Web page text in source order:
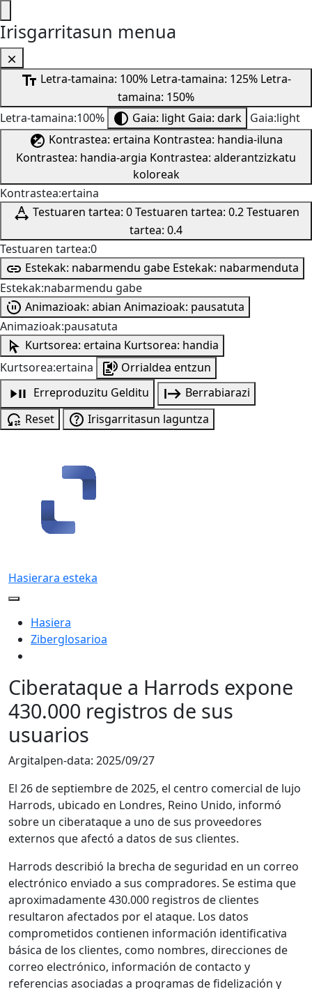
Irisgarritasun menua
Letra-tamaina: 100% Letra-tamaina: 125% Letra-
tamaina: 150%
Letra-tamaina:100%
Gaia: light Gaia: dark Gaia:light
Kontrastea: ertaina Kontrastea: handia-iluna
Kontrastea: handia-argia Kontrastea: alderantzizkatu
koloreak
Kontrastea:ertaina
Testuaren tartea: 0 Testuaren tartea: 0.2 Testuaren
tartea: 0.4
Testuaren tartea:0
Estekak: nabarmendu gabe Estekak: nabarmenduta
Estekak:nabarmendu gabe
Animazioak: abian Animazioak: pausatuta
Animazioak:pausatuta
Kurtsorea: ertaina Kurtsorea: handia
Kurtsorea:ertaina
Orrialdea entzun
Erreproduzitu Gelditu
Berrabiarazi
Reset
Irisgarritasun laguntza
Hasierara esteka
Hasiera
Ziberglosarioa
Ciberataque a Harrods expone
430.000 registros de sus
usuarios
Argitalpen-data: 2025/09/27
El 26 de septiembre de 2025, el centro comercial de lujo
Harrods, ubicado en Londres, Reino Unido, informó
sobre un ciberataque a uno de sus proveedores
externos que afectó a datos de sus clientes.
Harrods describió la brecha de seguridad en un correo
electrónico enviado a sus compradores. Se estima que
aproximadamente 430.000 registros de clientes
resultaron afectados por el ataque. Los datos
comprometidos contienen información identificativa
básica de los clientes, como nombres, direcciones de
correo electrónico, información de contacto y
referencias asociadas a programas de fidelización y